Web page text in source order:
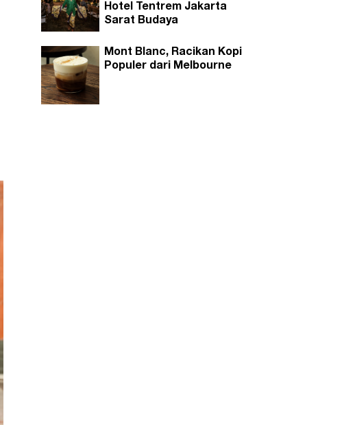
Hotel Tentrem Jakarta
Sarat Budaya
Mont Blanc, Racikan Kopi
Populer dari Melbourne